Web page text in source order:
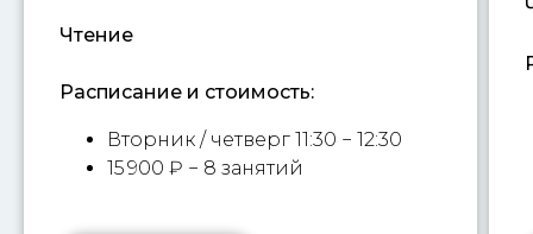
Чтение
Расписание и стоимость:
Вторник / четверг 11:30 − 12:30
15 900 ₽ − 8 занятий